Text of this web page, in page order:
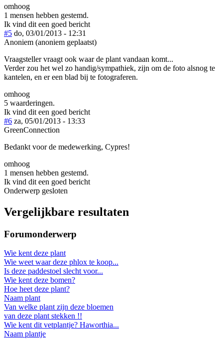
omhoog
1 mensen hebben gestemd.
Ik vind dit een goed bericht
#5 do, 03/01/2013 - 12:31
Anoniem (anoniem geplaatst)
Vraagsteller vraagt ook waar de plant vandaan komt...
Verder zou het wel zo handig/sympathiek, zijn om de foto alsnog te
kantelen, en er een blad bij te fotograferen.
omhoog
5 waarderingen.
Ik vind dit een goed bericht
#6 za, 05/01/2013 - 13:33
GreenConnection
Bedankt voor de medewerking, Cypres!
omhoog
1 mensen hebben gestemd.
Ik vind dit een goed bericht
Onderwerp gesloten
Vergelijkbare resultaten
Forumonderwerp
Wie kent deze plant
Wie weet waar deze phlox te koop...
Is deze paddestoel slecht voor...
Wie kent deze bomen?
Hoe heet deze plant?
Naam plant
Van welke plant zijn deze bloemen
van deze plant stekken !!
Wie kent dit vetplantje? Haworthia...
Naam plantje